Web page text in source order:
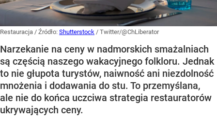
Restauracja / Źródło: Shutterstock / Twitter/@ChLiberator
Narzekanie na ceny w nadmorskich smażalniach
są częścią naszego wakacyjnego folkloru. Jednak
to nie głupota turystów, naiwność ani niezdolność
mnożenia i dodawania do stu. To przemyślana,
ale nie do końca uczciwa strategia restauratorów
ukrywających ceny.